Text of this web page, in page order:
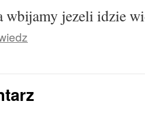
wbijamy jezeli idzie